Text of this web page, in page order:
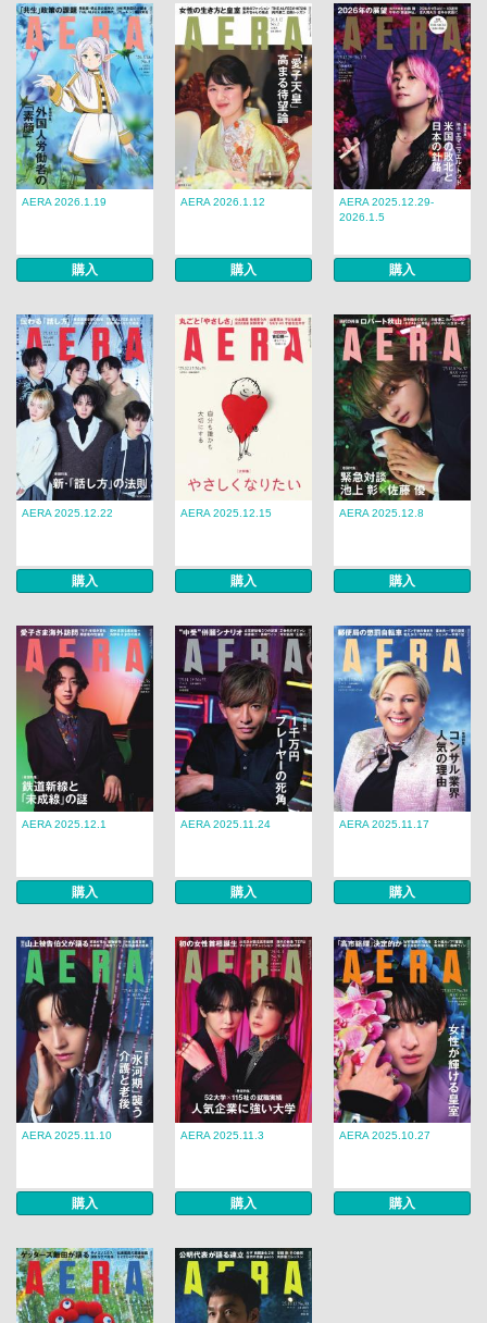
AERA 2026.1.19
購入
AERA 2026.1.12
購入
AERA 2025.12.29-
2026.1.5
購入
AERA 2025.12.22
購入
AERA 2025.12.15
購入
AERA 2025.12.8
購入
AERA 2025.12.1
購入
AERA 2025.11.24
購入
AERA 2025.11.17
購入
AERA 2025.11.10
購入
AERA 2025.11.3
購入
AERA 2025.10.27
購入